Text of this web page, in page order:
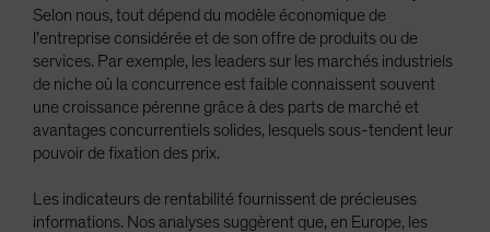
Selon nous, tout dépend du modèle économique de
l’entreprise considérée et de son offre de produits ou de
services. Par exemple, les leaders sur les marchés industriels
de niche où la concurrence est faible connaissent souvent
une croissance pérenne grâce à des parts de marché et
avantages concurrentiels solides, lesquels sous-tendent leur
pouvoir de fixation des prix.
Les indicateurs de rentabilité fournissent de précieuses
informations. Nos analyses suggèrent que, en Europe, les